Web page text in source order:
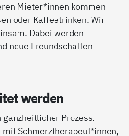
Mieter*innen kommen
oder Kaffeetrinken. Wir
Dabei werden
neue Freundschaften
wer­den
ganzheitlicher Prozess.
Schmerztherapeut*innen,